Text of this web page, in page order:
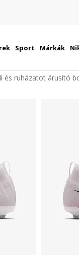
területén
Sport Márkák
és ruházatot árusító